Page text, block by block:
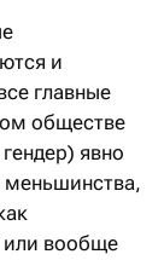
и
главные
обществе
явно
или вообще